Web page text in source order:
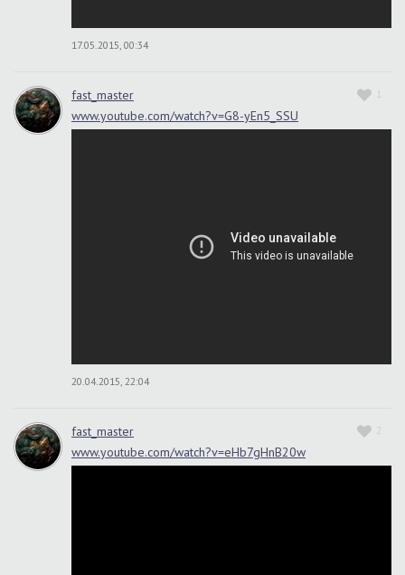
17.05.2015, 00:34
1
fast_master
www.youtube.com/watch?v=G8-yEn5_SSU
20.04.2015, 22:04
2
fast_master
www.youtube.com/watch?v=eHb7gHnB20w